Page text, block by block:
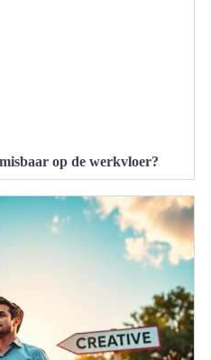
op de werkvloer?